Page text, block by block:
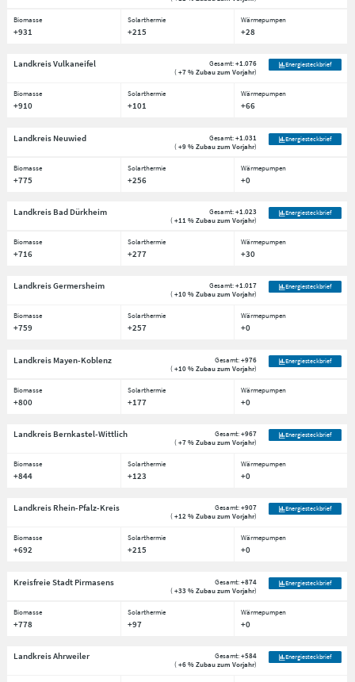
Biomasse Solarthermie Wärmepumpen
+931 +215 +28
Landkreis Vulkaneifel Gesamt:+1.076
(+7 % Zubau zum Vorjahr)
Energiesteckbrief
Biomasse Solarthermie Wärmepumpen
+910 +101 +66
Landkreis Neuwied Gesamt:+1.031
(+9 % Zubau zum Vorjahr)
Energiesteckbrief
Biomasse Solarthermie Wärmepumpen
+775 +256 +0
Landkreis Bad Dürkheim Gesamt:+1.023
(+11 % Zubau zum Vorjahr)
Energiesteckbrief
Biomasse Solarthermie Wärmepumpen
+716 +277 +30
Landkreis Germersheim Gesamt:+1.017
(+10 % Zubau zum Vorjahr)
Energiesteckbrief
Biomasse Solarthermie Wärmepumpen
+759 +257 +0
Landkreis Mayen-Koblenz Gesamt:+976
(+10 % Zubau zum Vorjahr)
Energiesteckbrief
Biomasse Solarthermie Wärmepumpen
+800 +177 +0
Landkreis Bernkastel-Wittlich Gesamt:+967
(+7 % Zubau zum Vorjahr)
Energiesteckbrief
Biomasse Solarthermie Wärmepumpen
+844 +123 +0
Landkreis Rhein-Pfalz-Kreis Gesamt:+907
(+12 % Zubau zum Vorjahr)
Energiesteckbrief
Biomasse Solarthermie Wärmepumpen
+692 +215 +0
Kreisfreie Stadt Pirmasens Gesamt:+874
(+33 % Zubau zum Vorjahr)
Energiesteckbrief
Biomasse Solarthermie Wärmepumpen
+778 +97 +0
Landkreis Ahrweiler Gesamt:+584
(+6 % Zubau zum Vorjahr)
Energiesteckbrief